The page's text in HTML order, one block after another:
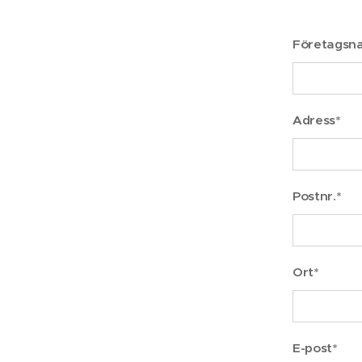
Adress*
Postnr.*
Ort*
E-post*